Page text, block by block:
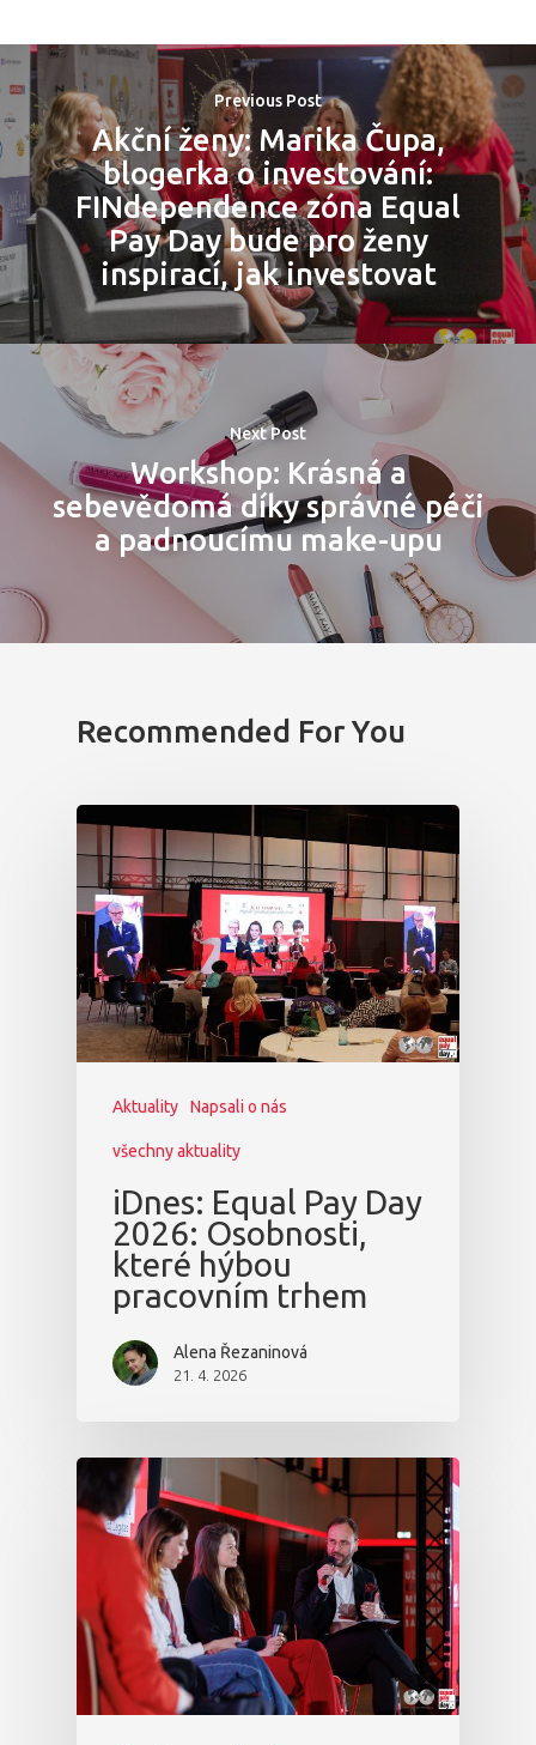
Previous Post
Akční ženy: Marika Čupa,
blogerka o investování:
FINdependence zóna Equal
Pay Day bude pro ženy
inspirací, jak investovat
Next Post
Workshop: Krásná a
sebevědomá díky správné péči
a padnoucímu make-upu
Recommended For You
Aktuality Napsali o nás
všechny aktuality
iDnes: Equal Pay Day
2026: Osobnosti,
které hýbou
pracovním trhem
Alena Řezaninová
21. 4. 2026
PŘIHLÁŠENÍ
Domů
Program 26.3.
Program 27.3.
Osobnosti
Dopad
Aktuality
Partneři
Vstupenky